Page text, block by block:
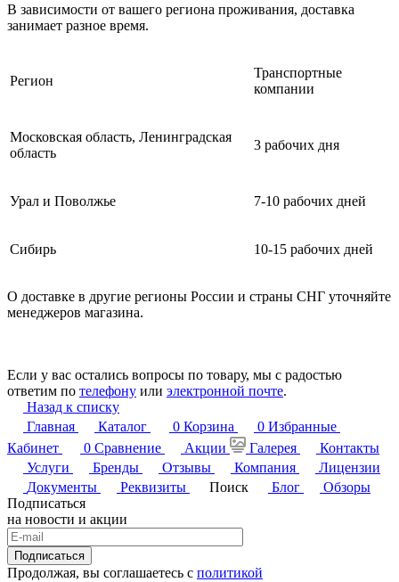
В зависимости от вашего региона проживания, доставка
занимает разное время.
Регион
Транспортные
компании
Московская область, Ленинградская
область
3 рабочих дня
Урал и Поволжье 7-10 рабочих дней
Сибирь 10-15 рабочих дней
О доставке в другие регионы России и страны СНГ уточняйте
менеджеров магазина.
Если у вас остались вопросы по товару, мы с радостью
ответим по телефону или электронной почте.
Назад к списку
Главная
Каталог 0 Корзина 0 Избранные
Кабинет
0 Сравнение Акции Галерея
Контакты
Услуги
Бренды Отзывы Компания
Лицензии
Документы
Реквизиты Поиск Блог
Обзоры
Подписаться
на новости и акции
Подписаться
Продолжая, вы соглашаетесь с политикой